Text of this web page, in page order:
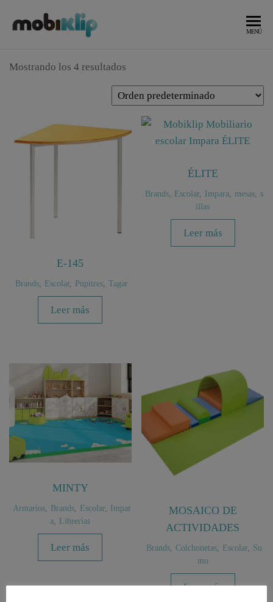
MENÚ
Mostrando los 4 resultados
E-145
Brands Escolar, Pupitres Tagar
Leer más
ÉLITE
Brands, Escolar, Impara, mesas, s
illas
Leer más
MINTY
Armarios, Brands, Escolar, Impar
a
Librerías
Leer más
MOSAICO DE
ACTIVIDADES
Brands, Colchonetas, Escolar, Su
mo
Leer más